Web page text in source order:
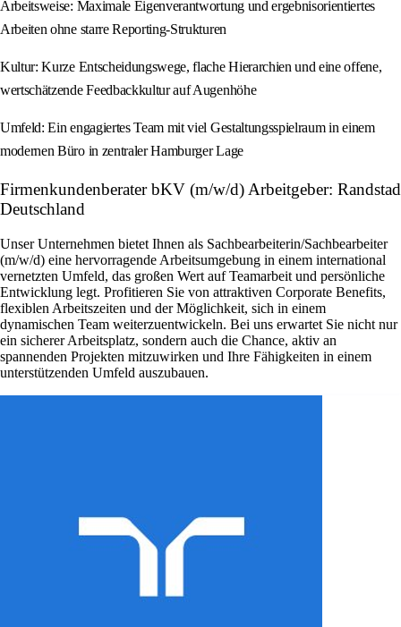
Arbeitsweise: Maximale Eigenverantwortung und ergebnisorientiertes
Arbeiten ohne starre Reporting-Strukturen
Kultur: Kurze Entscheidungswege, flache Hierarchien und eine offene,
wertschätzende Feedbackkultur auf Augenhöhe
Umfeld: Ein engagiertes Team mit viel Gestaltungsspielraum in einem
modernen Büro in zentraler Hamburger Lage
Firmenkundenberater bKV (m/w/d) Arbeitgeber: Randstad
Deutschland
Unser Unternehmen bietet Ihnen als Sachbearbeiterin/Sachbearbeiter
(m/w/d) eine hervorragende Arbeitsumgebung in einem international
vernetzten Umfeld, das großen Wert auf Teamarbeit und persönliche
Entwicklung legt. Profitieren Sie von attraktiven Corporate Benefits,
flexiblen Arbeitszeiten und der Möglichkeit, sich in einem
dynamischen Team weiterzuentwickeln. Bei uns erwartet Sie nicht nur
ein sicherer Arbeitsplatz, sondern auch die Chance, aktiv an
spannenden Projekten mitzuwirken und Ihre Fähigkeiten in einem
unterstützenden Umfeld auszubauen.